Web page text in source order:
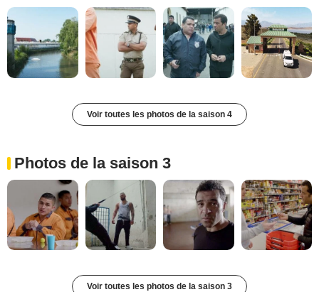
Voir toutes les photos de la saison 4
Photos de la saison 3
Voir toutes les photos de la saison 3